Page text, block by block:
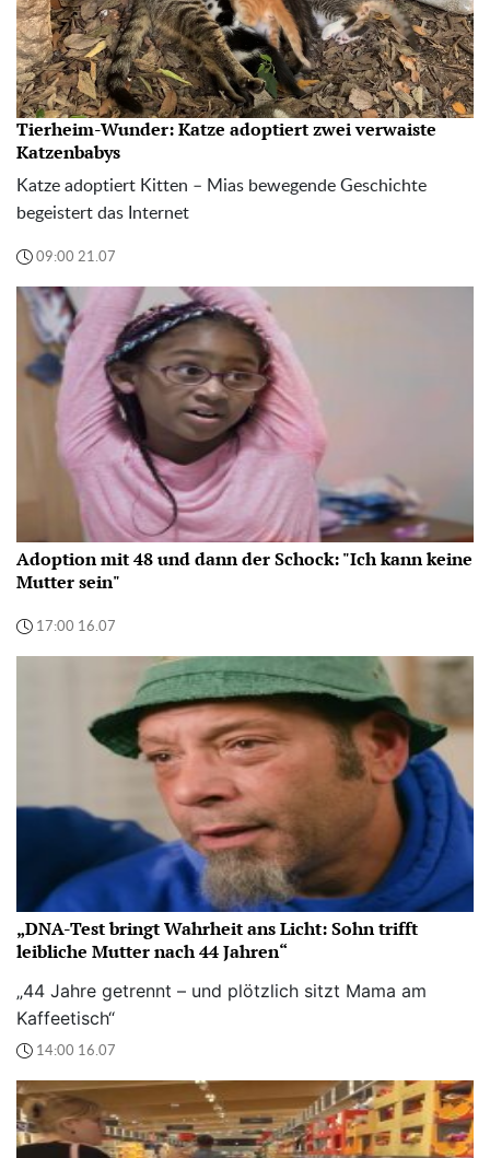
Tierheim-Wunder: Katze adoptiert zwei verwaiste
Katzenbabys
Katze adoptiert Kitten – Mias bewegende Geschichte
begeistert das Internet
09:00 21.07
Adoption mit 48 und dann der Schock: "Ich kann keine
Mutter sein"
17:00 16.07
„DNA-Test bringt Wahrheit ans Licht: Sohn trifft
leibliche Mutter nach 44 Jahren“
„44 Jahre getrennt – und plötzlich sitzt Mama am
Kaffeetisch“
14:00 16.07